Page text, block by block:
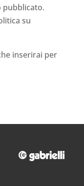
pubblicato.
su
inserirai per